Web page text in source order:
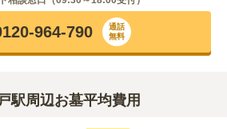
964-790
通話
無料
駅周辺お墓平均費用